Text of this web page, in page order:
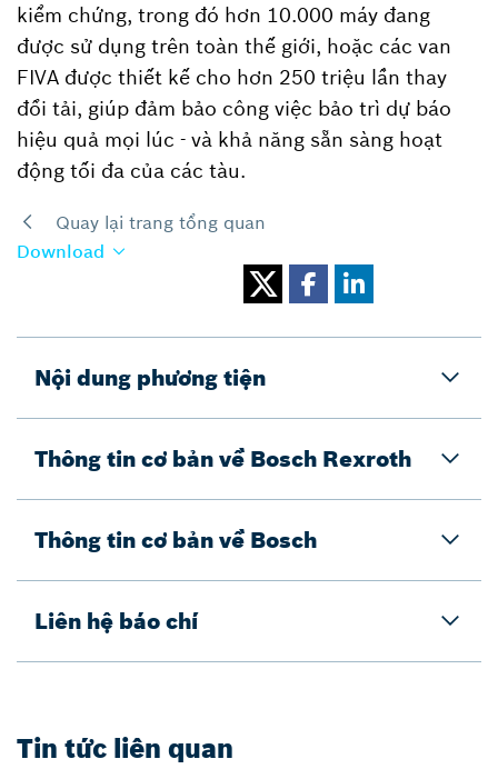
kiểm chứng, trong đó hơn 10.000 máy đang
được sử dụng trên toàn thế giới, hoặc các van
FIVA được thiết kế cho hơn 250 triệu lần thay
đổi tải, giúp đảm bảo công việc bảo trì dự báo
hiệu quả mọi lúc - và khả năng sẵn sàng hoạt
động tối đa của các tàu.
Quay lại trang tổng quan
Download
Nội dung phương tiện
Thông tin cơ bản về Bosch Rexroth
Thông tin cơ bản về Bosch
Liên hệ báo chí
Tin tức liên quan